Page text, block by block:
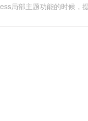
局部主题功能的时候